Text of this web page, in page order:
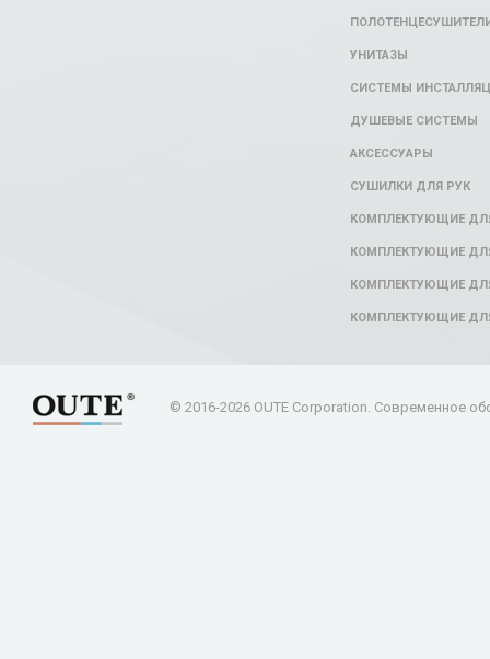
УНИТАЗЫ
СИСТЕМЫ
ДУШЕВЫЕ СИСТЕМЫ
АКСЕССУАРЫ
СУШИЛКИ ДЛЯ РУК
КОМПЛЕКТУЮЩИЕ
КОМПЛЕКТУЮЩИЕ
КОМПЛЕКТУЮЩИЕ
КОМПЛЕКТУЮЩИЕ
© 2016-2026 OUTE Corporation. Современное